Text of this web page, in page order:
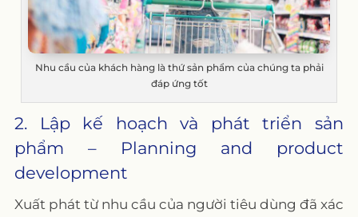
Nhu cầu của khách hàng là thứ sản phẩm của chúng ta phải
đáp ứng tốt
2. Lập kế hoạch và phát triển sản
phẩm – Planning and product
development
Xuất phát từ nhu cầu của người tiêu dùng đã xác